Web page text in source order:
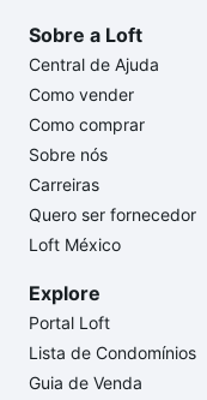
Sobre a Loft
Central de Ajuda
Como vender
Como comprar
Sobre nós
Carreiras
Quero ser fornecedor
Loft México
Explore
Portal Loft
Lista de Condomínios
Guia de Venda